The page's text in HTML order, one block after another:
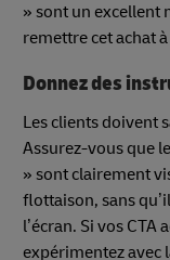
» sont un excellent
remettre cet achat
Donnez des
Les clients doivent
Assurez-vous que
» sont clairement
flottaison, sans
l’écran. Si vos CTA
expérimentez avec